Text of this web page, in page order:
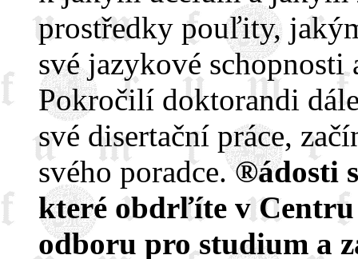
prostředky pouľity,
své jazykové
Pokročilí doktorandi
své disertační práce,
svého poradce.®ádosti
které obdrľíte v
odboru pro studium a